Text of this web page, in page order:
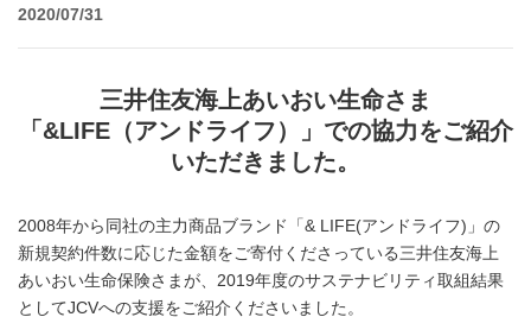
2020/07/31
三井住友海上あいおい生命さま
「&LIFE（アンドライフ）」での協力をご紹介
いただきました。
2008年から同社の主力商品ブランド「& LIFE(アンドライフ)」の
新規契約件数に応じた金額をご寄付くださっている三井住友海上
あいおい生命保険さまが、2019年度のサステナビリティ取組結果
としてJCVへの支援をご紹介くださいました。